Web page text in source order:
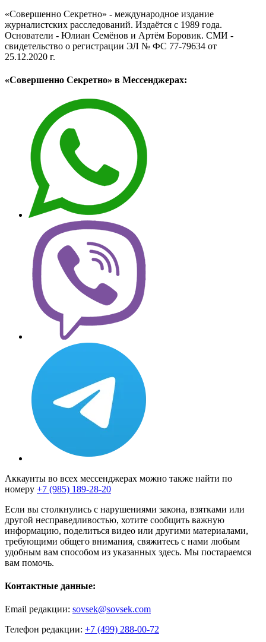
«Совершенно Секретно» - международное издание
журналистских расследований. Издаётся с 1989 года.
Основатели - Юлиан Семёнов и Артём Боровик. CМИ -
свидетельство о регистрации ЭЛ № ФС 77-79634 от
25.12.2020 г.
«Совершенно Секретно» в Мессенджерах:
Аккаунты во всех мессенджерах можно также найти по
номеру +7 (985) 189-28-20
Если вы столкнулись с нарушениями закона, взятками или
другой несправедливостью, хотите сообщить важную
информацию, поделиться видео или другими материалами,
требующими общего внимания, свяжитесь с нами любым
удобным вам способом из указанных здесь. Мы постараемся
вам помочь.
Контактные данные:
Email редакции: sovsek@sovsek.com
Телефон редакции: +7 (499) 288-00-72